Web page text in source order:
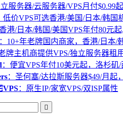
立服务器/云服务器/VPS月付$0.99
低价VPS可选香港/美国/日本/韩
港/日本/韩国/美国VPS年付80元
：10+年老牌国内商家，香港/日本/
牌主机商提供VPS/独立服务器租
：便宜VPS年付10美元起，洛杉矶
：圣何塞/达拉斯服务器$49/月起
VPS：原生IP/家宽VPS/双ISP属性
